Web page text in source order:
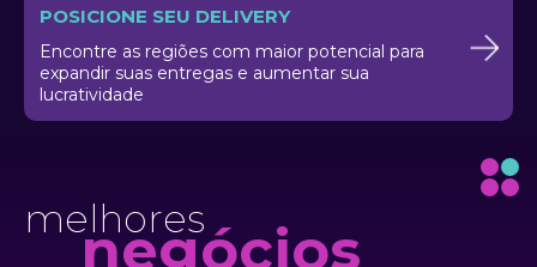
POSICIONE SEU DELIVERY
Encontre as regiões com maior potencial para
expandir suas entregas e aumentar sua
lucratividade
melhores
negócios